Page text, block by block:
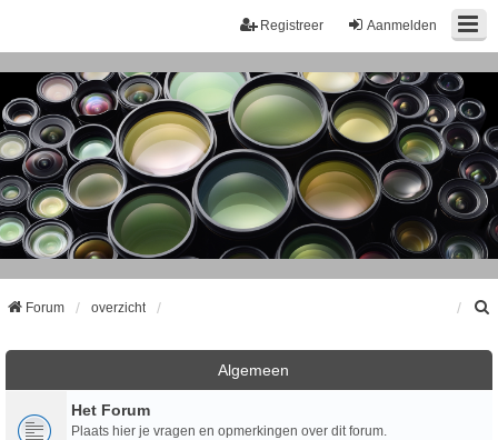
Aanmelden
Registreer
Forum overzicht
Algemeen
Het Forum
Plaats hier je vragen en opmerkingen over dit forum.